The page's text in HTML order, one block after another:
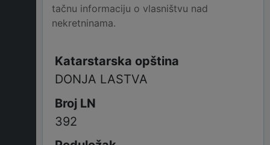
tačnu informaciju o vlasništvu nad
nekretninama.
DONJA LASTVA
392